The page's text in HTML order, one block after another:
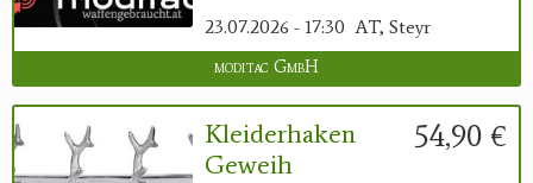
23.07.2026 - 17:30 AT, Steyr
moditac GmbH
54,90 €
Kleiderhaken
Geweih